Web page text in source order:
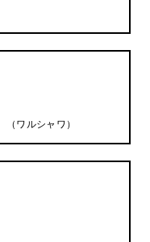
（ワルシャワ）